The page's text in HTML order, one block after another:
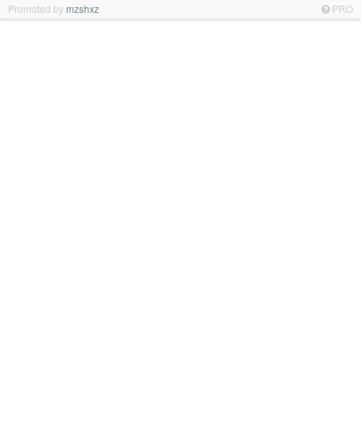
Promoted by mzshxz PRO